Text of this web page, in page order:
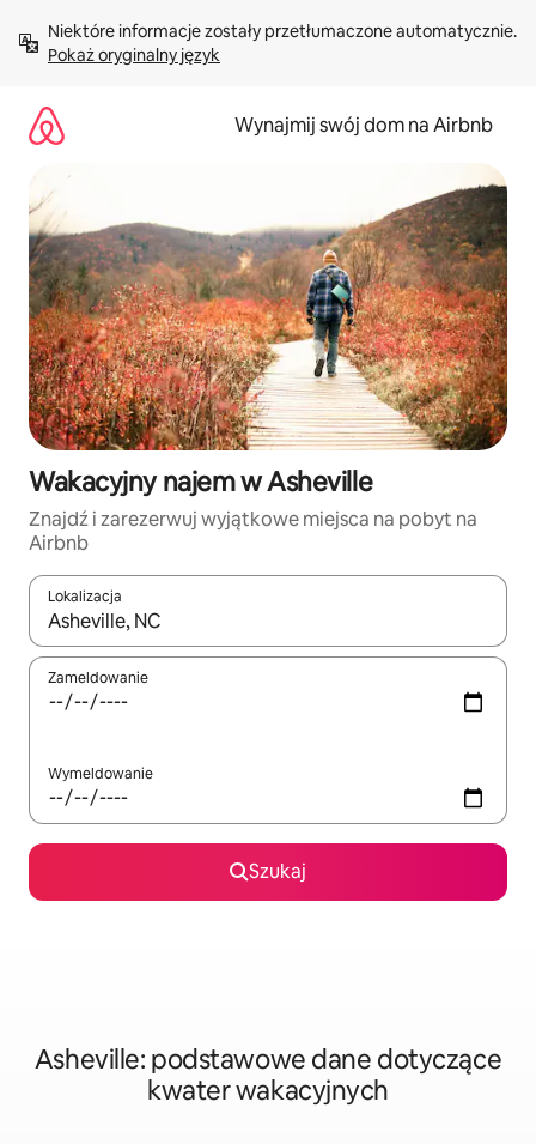
treści Pokaż oryginalny język
Wynajmij swój dom na Airbnb
Wakacyjny najem w Asheville
Znajdź i zarezerwuj wyjątkowe miejsca na pobyt na
Airbnb
Lokalizacja
Gdy wyniki będą dostępne, możesz poruszać się po nich za
Zameldowanie
Wymeldowanie
Szukaj
Asheville: podstawowe dane dotyczące
kwater wakacyjnych